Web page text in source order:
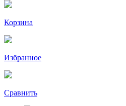
Корзина
Избранное
Сравнить